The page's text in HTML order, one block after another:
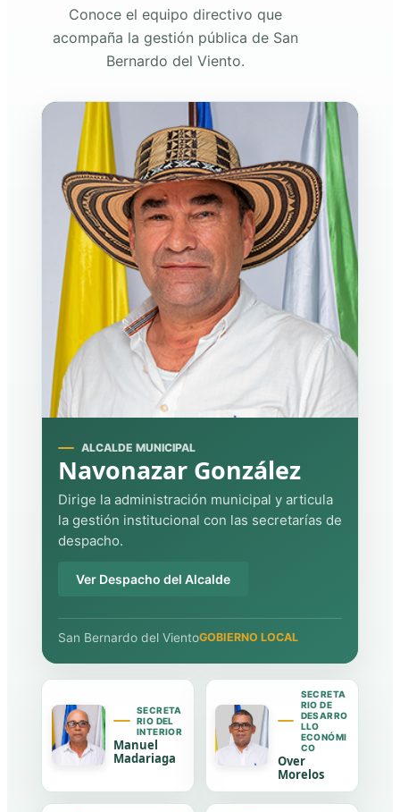
Conoce el equipo directivo que
acompaña la gestión pública de San
Bernardo del Viento.
ALCALDE MUNICIPAL
Navonazar González
Dirige la administración municipal y articula
la gestión institucional con las secretarías de
despacho.
Ver Despacho del Alcalde
San Bernardo del VientoGOBIERNO LOCAL
SECRETA
RIO DEL
INTERIOR
Manuel
Madariaga
SECRETA
RIO DE
DESARRO
LLO
ECONÓMI
CO
Over
Morelos